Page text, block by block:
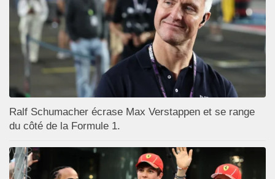
Ralf Schumacher écrase Max Verstappen et se range
du côté de la Formule 1.